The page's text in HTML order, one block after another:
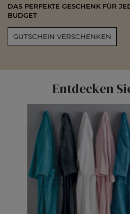
DAS PERFEKTE GESCHENK FÜR
BUDGET
GUTSCHEIN VERSCHENKEN
Entdecken